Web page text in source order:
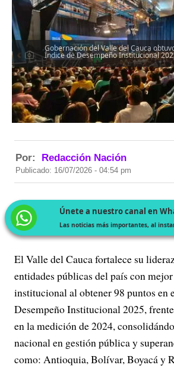
Gobernación del Valle del Cauca
Índice de Desempeño Institucional
Por: Redacción Nación
Publicado: 16/07/2026 - 04:54 pm
Únete a nuestro canal en
Las noticias más importantes, al
El Valle del Cauca fortalece su
entidades públicas del país con
institucional al obtener 98 puntos en
Desempeño Institucional 2025,
en la medición de 2024,
nacional en gestión pública y
como: Antioquia, Bolívar, Boyacá y